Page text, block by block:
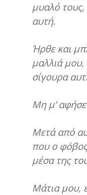
μυαλό τους,
αυτή.
Ήρθε και
μαλλιά
σίγουρα
Μη μ’
Μετά από
που ο
μέσα της
Μάτια μου,